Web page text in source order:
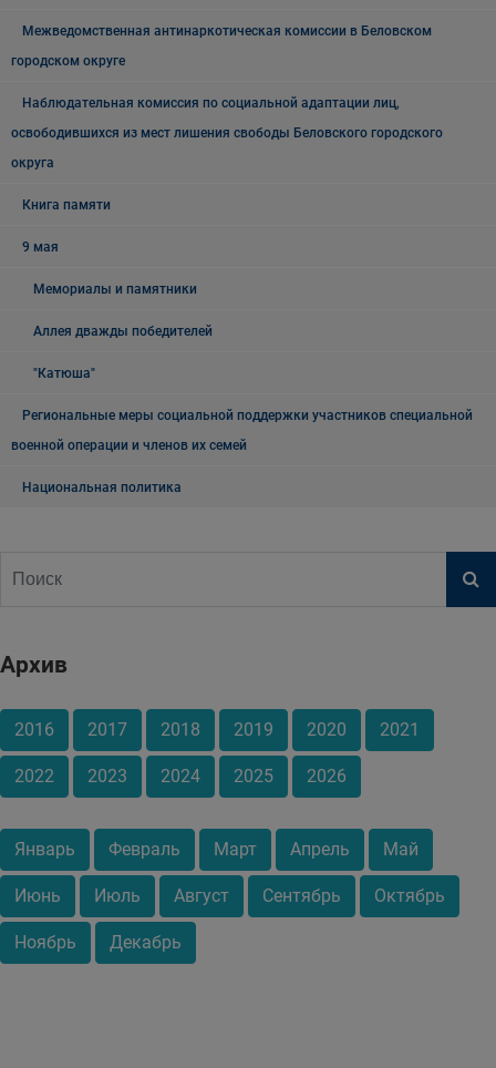
Межведомственная антинаркотическая комиссии в Беловском
городском округе
Наблюдательная комиссия по социальной адаптации лиц,
освободившихся из мест лишения свободы Беловского городского
округа
Книга памяти
9 мая
Мемориалы и памятники
Аллея дважды победителей
"Катюша"
Региональные меры социальной поддержки участников специальной
военной операции и членов их семей
Национальная политика
Архив
2016 2017 2018 2019 2020 2021
2022 2023 2024 2025 2026
Январь Февраль Март Апрель Май
Июнь Июль Август Сентябрь Октябрь
Ноябрь Декабрь